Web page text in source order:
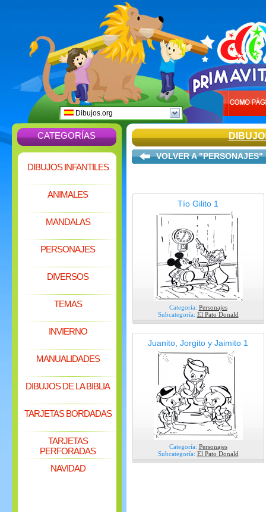
Dibujos.org
CATEGORÍAS
DIBUJOS INFANTILES
ANIMALES
MANDALAS
PERSONAJES
DIVERSOS
TEMAS
INVIERNO
MANUALIDADES
DIBUJOS DE LA BIBLIA
TARJETAS BORDADAS
TARJETAS
PERFORADAS
NAVIDAD
VOLVER A "PERSONAJES"
Tío Gilito 1
Categoría: Personajes
Subcategoría: El Pato Donald
Juanito, Jorgito y Jaimito 1
Categoría: Personajes
Subcategoría: El Pato Donald